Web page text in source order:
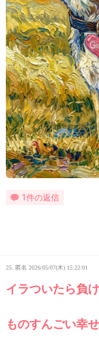
1件の返信
25. 匿名 2026/05/07(木) 15:22:01
イラついたら負
ものすんごい幸